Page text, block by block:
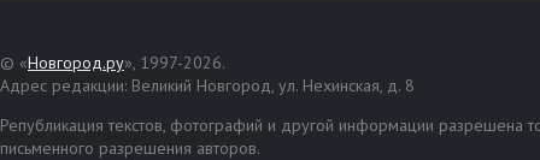
© «Новгород.ру», 1997-2026.
Адрес редакции: Великий Новгород, ул. Нехинская, д. 8
Републикация текстов, фотографий и другой информации разрешена
письменного разрешения авторов.